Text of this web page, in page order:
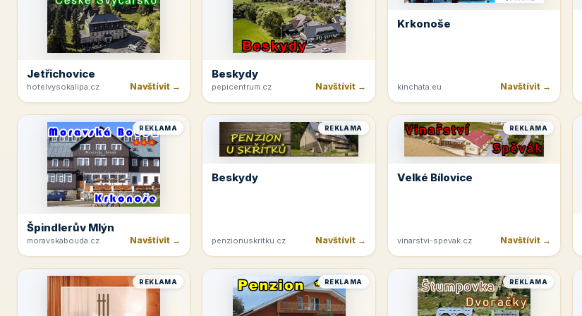
Jetřichovice
hotelvysokalipa.cz Navštívit →
Beskydy
pepicentrum.cz Navštívit →
Krkonoše
kinchata.eu Navštívit →
REKLAMA
Špindlerův Mlýn
moravskabouda.cz Navštívit →
REKLAMA
Beskydy
penzionuskritku.cz Navštívit →
REKLAMA
Velké Bílovice
vinarstvi-spevak.cz Navštívit →
REKLAMA REKLAMA REKLAMA